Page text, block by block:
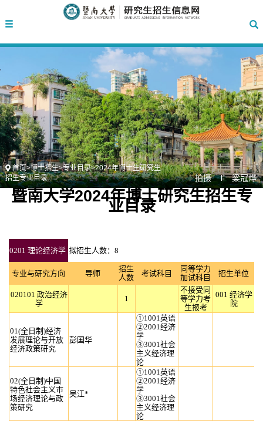
首页>博士招生>专业目录>2024年博士生研究生
招生专业目录
拍摄 l 梁冠烨
暨南大学2024年博士研究生招生专
业目录
0201 理论经济学 拟招生人数：8
专业与研究方向 导师
招生
人数
考试科目
同等学力
加试科目
招生单位
020101 政治经济
学
1
不接受同
等学力考
生报考
001 经济学
院
01(全日制)经济
发展理论与开放
经济政策研究
彭国华
①1001英语
②2001经济
学
③3001社会
主义经济理
论
02(全日制)中国
特色社会主义市
场经济理论与政
策研究
吴江*
①1001英语
②2001经济
学
③3001社会
主义经济理
论